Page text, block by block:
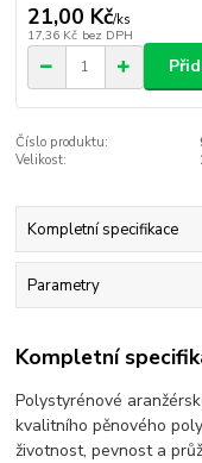
21,00 Kč/ks
17,36 Kč bez DPH
Číslo produktu:
Velikost:
Kompletní specifikace
Parametry
Kompletní
Polystyrénové
kvalitního pěnového
životnost, pevnost a